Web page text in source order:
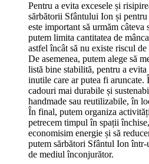
Pentru a evita excesele și
sărbătorii Sfântului Ion și
este important să urmăm
putem limita cantitatea de
astfel încât să nu existe riscul
De asemenea, putem alege să
listă bine stabilită, pentru a
inutile care ar putea fi aruncate.
cadouri mai durabile și
handmade sau reutilizabile, în
În final, putem organiza
petrecem timpul în spații
economisim energie și să
putem sărbători Sfântul Ion
de mediul înconjurător.